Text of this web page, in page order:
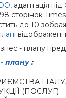
, адаптація під
сторінок
до 10
відображені
- плану
- плану:
І
(ПОСЛУГ)